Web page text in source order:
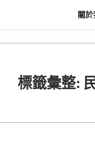
關
標籤彙整: